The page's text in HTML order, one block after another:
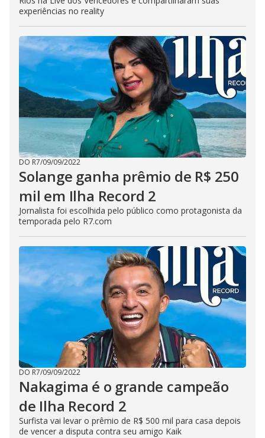
experiências no reality
DO R7/09/09/2022
Solange ganha prêmio de R$ 250
mil em Ilha Record 2
Jornalista foi escolhida pelo público como protagonista da
temporada pelo R7.com
DO R7/09/09/2022
Nakagima é o grande campeão
de Ilha Record 2
Surfista vai levar o prêmio de R$ 500 mil para casa depois
de vencer a disputa contra seu amigo Kaik